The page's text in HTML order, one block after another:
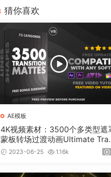
猜你喜欢
AE模板
4K视频素材：3500个多类型遮
蒙板转场过渡动画Ultimate
sition Mattes Pack v8（含AE
2023-06-25 1.16k